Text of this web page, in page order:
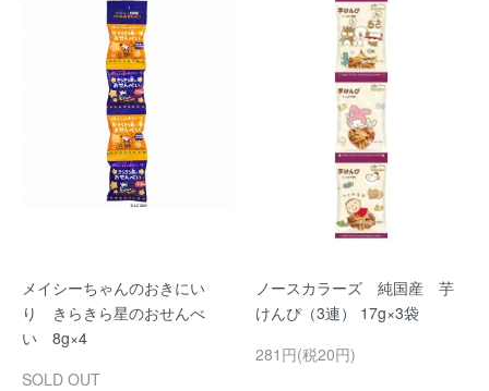
メイシーちゃんのおきにい
り きらきら星のおせんべ
い 8g×4
SOLD OUT
ノースカラーズ 純国産 芋
けんぴ（3連） 17g×3袋
281円(税20円)